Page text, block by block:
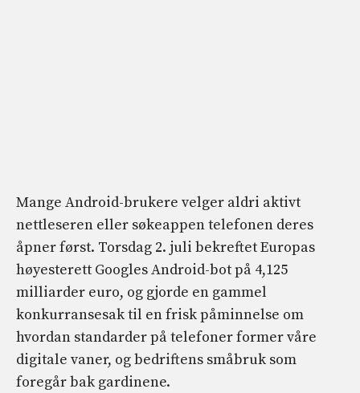
Mange Android-brukere velger aldri aktivt
nettleseren eller søkeappen telefonen deres
åpner først. Torsdag 2. juli bekreftet Europas
høyesterett Googles Android-bot på 4,125
milliarder euro, og gjorde en gammel
konkurransesak til en frisk påminnelse om
hvordan standarder på telefoner former våre
digitale vaner, og bedriftens småbruk som
foregår bak gardinene.